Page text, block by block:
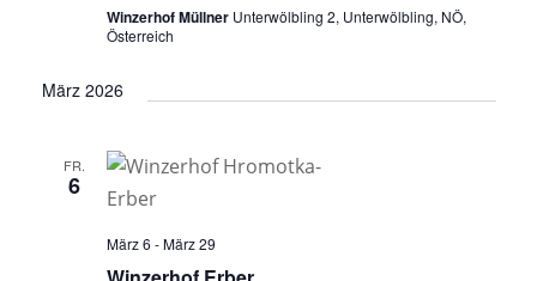
Winzerhof Müllner Unterwölbling 2, Unterwölbling, NÖ,
Österreich
März 2026
FR.
6
März 6 -März 29